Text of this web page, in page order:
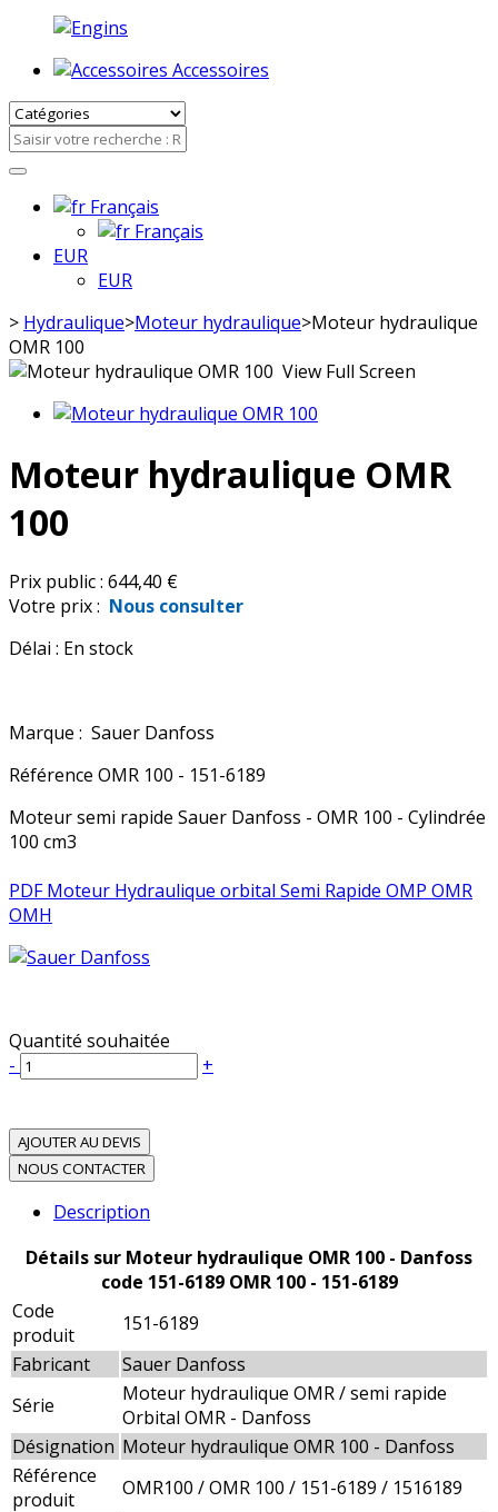
Accessoires
Français
Français
EUR
EUR
> Hydraulique>Moteur hydraulique>Moteur hydraulique
OMR 100
View Full Screen
Moteur hydraulique OMR
100
Prix public : 644,40 €
Votre prix : Nous consulter
Délai : En stock
Marque : Sauer Danfoss
Référence OMR 100 - 151-6189
Moteur semi rapide Sauer Danfoss - OMR 100 - Cylindrée
100 cm3
PDF Moteur Hydraulique orbital Semi Rapide OMP OMR
OMH
Quantité souhaitée
-
+
AJOUTER AU DEVIS
NOUS CONTACTER
Description
Détails sur Moteur hydraulique OMR 100 - Danfoss
code 151-6189 OMR 100 - 151-6189
Code
produit
151-6189
Fabricant
Sauer Danfoss
Série
Moteur hydraulique OMR / semi rapide
Orbital OMR - Danfoss
Désignation Moteur hydraulique OMR 100 - Danfoss
Référence
produit
OMR100 / OMR 100 / 151-6189 / 1516189